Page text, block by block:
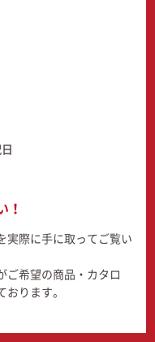
！
実際に手に取ってご覧い
ご希望の商品・カタロ
おります。